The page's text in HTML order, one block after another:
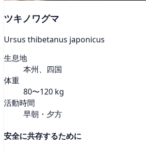
ツキノワグマ
Ursus thibetanus japonicus
生息地
本州、四国
体重
80〜120 kg
活動時間
早朝・夕方
安全に共存するために